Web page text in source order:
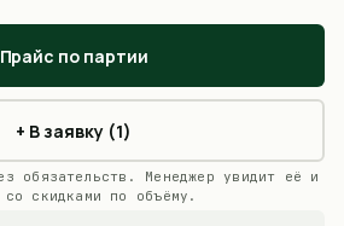
Прайс по партии
+ В заявку (1)
обязательств. Менеджер увидит её и
скидками по объёму.